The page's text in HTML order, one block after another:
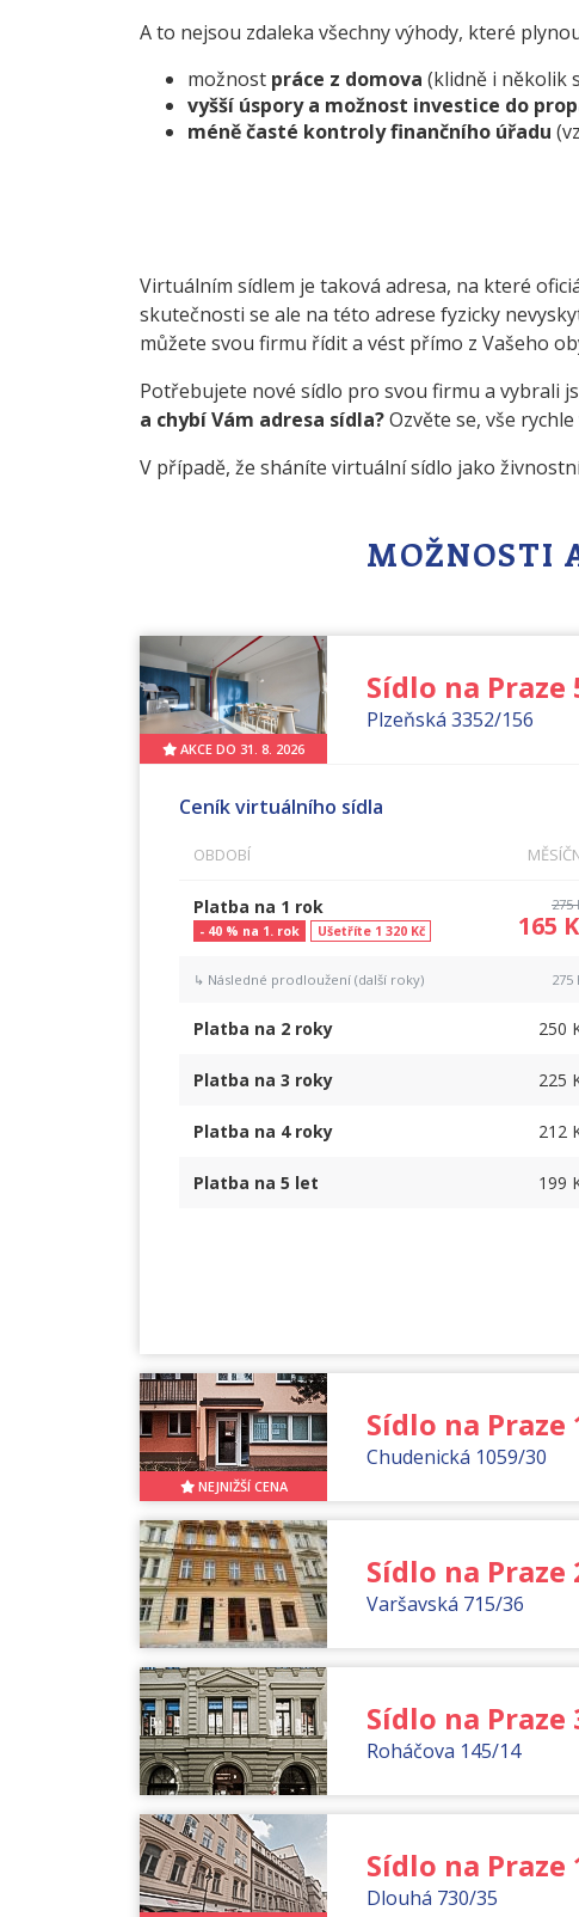
A to nejsou zdaleka všechny výhody, které
možnost práce z domova (klidně i několik
vyšší úspory a možnost investice do
méně časté kontroly finančního úřadu
Virtuálním sídlem je taková adresa, na které
skutečnosti se ale na této adrese fyzicky
můžete svou firmu řídit a vést přímo z Vašeho
Potřebujete nové sídlo pro svou firmu a vybrali
a chybí Vám adresa sídla?Ozvěte se, vše
V případě, že sháníte virtuální sídlo jako
MOŽNOSTI
AKCE DO 31. 8. 2026
Sídlo na Praze
Plzeňská 3352/156
Ceník virtuálního sídla
OBDOBÍ
Platba na 1 rok
- 40 % na 1. rok Ušetříte 1 320 Kč
275
165
↳ Následné prodloužení (další roky) 275
Platba na 2 roky 250
Platba na 3 roky 225
Platba na 4 roky 212
Platba na 5 let 199
NEJNIŽŠÍ CENA
Sídlo na Praze
Chudenická 1059/30
Sídlo na Praze
Varšavská 715/36
Sídlo na Praze
Roháčova 145/14
Sídlo na Praze
Dlouhá 730/35